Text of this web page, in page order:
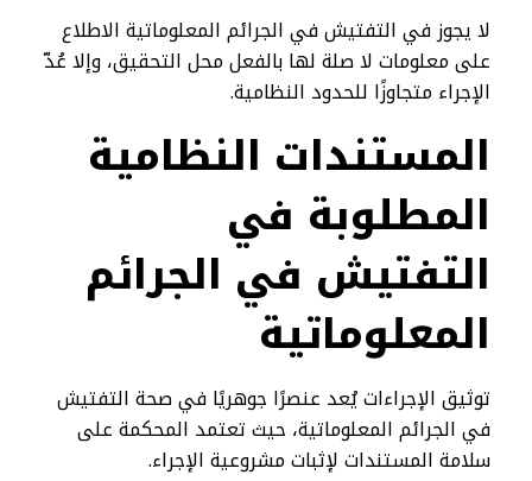
لا يجوز في التفتيش في الجرائم المعلوماتية الاطلاع
على معلومات لا صلة لها بالفعل محل التحقيق، وإلا عُدّ
الإجراء متجاوزًا للحدود النظامية.
المستندات النظامية
المطلوبة في
التفتيش في الجرائم
المعلوماتية
توثيق الإجراءات يُعد عنصرًا جوهريًا في صحة التفتيش
في الجرائم المعلوماتية، حيث تعتمد المحكمة على
سلامة المستندات لإثبات مشروعية الإجراء.